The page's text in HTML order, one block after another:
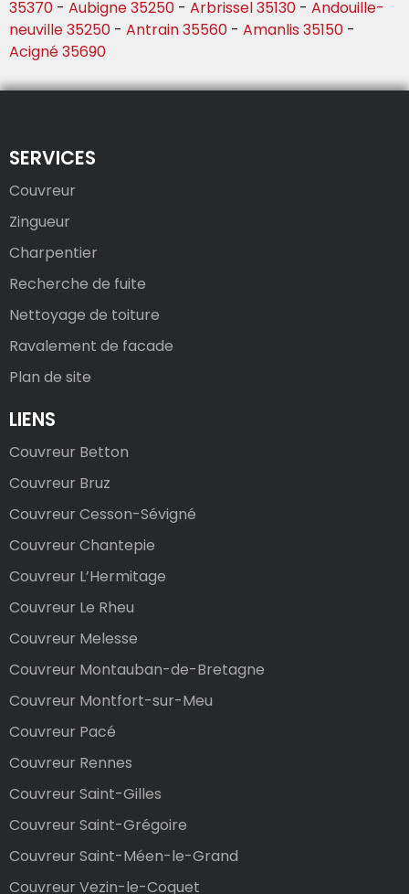
35370 - Aubigne 35250 - Arbrissel 35130 - Andouille-
neuville 35250 - Antrain 35560 - Amanlis 35150 -
Acigné 35690
SERVICES
Couvreur
Zingueur
Charpentier
Recherche de fuite
Nettoyage de toiture
Ravalement de facade
Plan de site
LIENS
Couvreur Betton
Couvreur Bruz
Couvreur Cesson-Sévigné
Couvreur Chantepie
Couvreur L’Hermitage
Couvreur Le Rheu
Couvreur Melesse
Couvreur Montauban-de-Bretagne
Couvreur Montfort-sur-Meu
Couvreur Pacé
Couvreur Rennes
Couvreur Saint-Gilles
Couvreur Saint-Grégoire
Couvreur Saint-Méen-le-Grand
Couvreur Vezin-le-Coquet